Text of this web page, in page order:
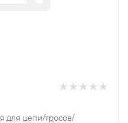
для цепи/тросов/